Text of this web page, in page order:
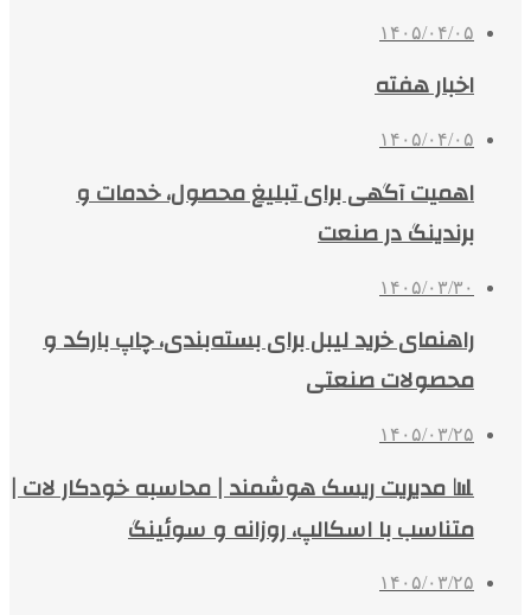
۱۴۰۵/۰۴/۰۵
اخبار هفته
۱۴۰۵/۰۴/۰۵
اهمیت آگهی برای تبلیغ محصول، خدمات و
برندینگ در صنعت
۱۴۰۵/۰۳/۳۰
راهنمای خرید لیبل برای بسته‌بندی، چاپ بارکد و
محصولات صنعتی
۱۴۰۵/۰۳/۲۵
📊 مدیریت ریسک هوشمند | محاسبه خودکار لات |
متناسب با اسکالپ، روزانه و سوئینگ
۱۴۰۵/۰۳/۲۵